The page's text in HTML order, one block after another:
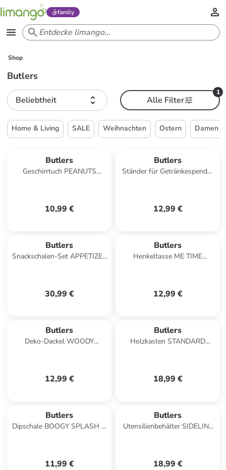
family
Shop
Butlers
Beliebtheit
1
Alle Filter
Home & Living SALE Weihnachten Ostern Damen
Butlers
Geschirrtuch PEANUTS
10,99 €
Butlers
Ständer für Getränkespender
12,99 €
Butlers
Snackschalen-Set APPETIZER
30,99 €
Butlers
Henkeltasse ME TIME
12,99 €
Butlers
Deko-Dackel WOODY
12,99 €
Butlers
Holzkasten STANDARD
18,99 €
Butlers
Dipschale BOOGY SPLASH in
11,99 €
Butlers
Utensilienbehälter SIDELINE
18,99 €